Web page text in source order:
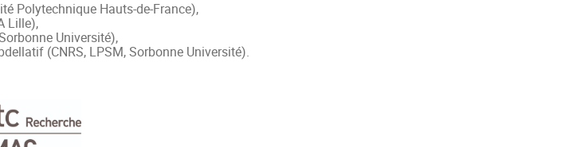
Polytechnique Hauts-de-France),
Lille),
Université),
(CNRS, LPSM, Sorbonne Université).